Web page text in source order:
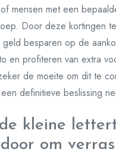
mensen met een
Door deze kortingen
geld besparen op de
en profiteren van extra
de moeite om dit te
definitieve beslissing
kleine
om